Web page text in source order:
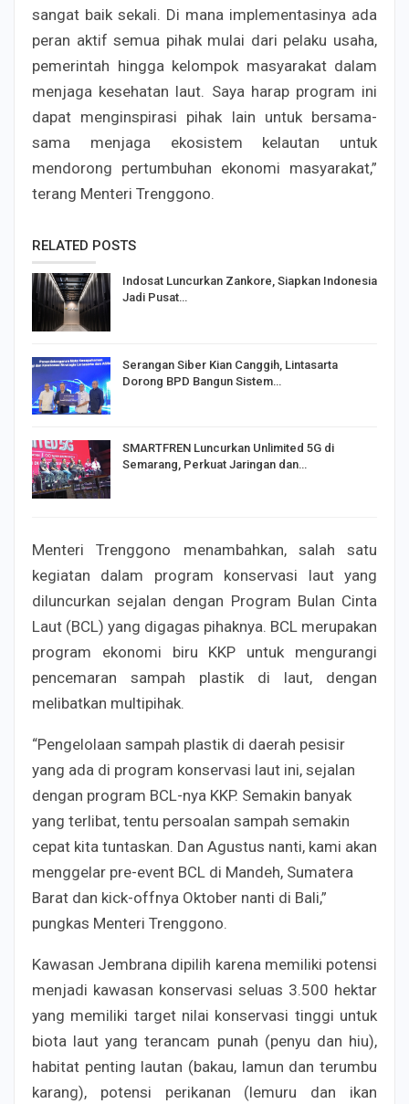
sangat baik sekali. Di mana implementasinya ada
peran aktif semua pihak mulai dari pelaku usaha,
pemerintah hingga kelompok masyarakat dalam
menjaga kesehatan laut. Saya harap program ini
dapat menginspirasi pihak lain untuk bersama-
sama menjaga ekosistem kelautan untuk
mendorong pertumbuhan ekonomi masyarakat,”
terang Menteri Trenggono.
RELATED POSTS
Indosat Luncurkan Zankore, Siapkan Indonesia
Jadi Pusat…
Serangan Siber Kian Canggih, Lintasarta
Dorong BPD Bangun Sistem…
SMARTFREN Luncurkan Unlimited 5G di
Semarang, Perkuat Jaringan dan…
Menteri Trenggono menambahkan, salah satu
kegiatan dalam program konservasi laut yang
diluncurkan sejalan dengan Program Bulan Cinta
Laut (BCL) yang digagas pihaknya. BCL merupakan
program ekonomi biru KKP untuk mengurangi
pencemaran sampah plastik di laut, dengan
melibatkan multipihak.
“Pengelolaan sampah plastik di daerah pesisir
yang ada di program konservasi laut ini, sejalan
dengan program BCL-nya KKP. Semakin banyak
yang terlibat, tentu persoalan sampah semakin
cepat kita tuntaskan. Dan Agustus nanti, kami akan
menggelar pre-event BCL di Mandeh, Sumatera
Barat dan kick-offnya Oktober nanti di Bali,”
pungkas Menteri Trenggono.
Kawasan Jembrana dipilih karena memiliki potensi
menjadi kawasan konservasi seluas 3.500 hektar
yang memiliki target nilai konservasi tinggi untuk
biota laut yang terancam punah (penyu dan hiu),
habitat penting lautan (bakau, lamun dan terumbu
karang), potensi perikanan (lemuru dan ikan